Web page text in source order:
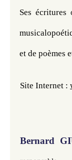
Ses
et de poèmes
Site Internet :
Bernard